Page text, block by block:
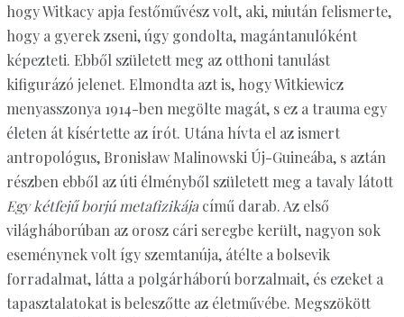
hogy Witkacy apja festőművész volt, aki, miután felismerte,
hogy a gyerek zseni, úgy gondolta, magántanulóként
képezteti. Ebből született meg az otthoni tanulást
kifigurázó jelenet. Elmondta azt is, hogy Witkiewicz
menyasszonya 1914-ben megölte magát, s ez a trauma egy
életen át kísértette az írót. Utána hívta el az ismert
antropológus, Bronisław Malinowski Új-Guineába, s aztán
részben ebből az úti élményből született meg a tavaly látott
Egy kétfejű borjú metafizikájacímű darab. Az első
világháborúban az orosz cári seregbe került, nagyon sok
eseménynek volt így szemtanúja, átélte a bolsevik
forradalmat, látta a polgárháború borzalmait, és ezeket a
tapasztalatokat is beleszőtte az életművébe. Megszökött